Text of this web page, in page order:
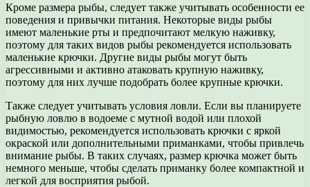
Кроме размера рыбы, следует также учитывать особенности ее
поведения и привычки питания. Некоторые виды рыбы
имеют маленькие рты и предпочитают мелкую наживку,
поэтому для таких видов рыбы рекомендуется использовать
маленькие крючки. Другие виды рыбы могут быть
агрессивными и активно атаковать крупную наживку,
поэтому для них лучше подобрать более крупные крючки.
Также следует учитывать условия ловли. Если вы планируете
рыбную ловлю в водоеме с мутной водой или плохой
видимостью, рекомендуется использовать крючки с яркой
окраской или дополнительными приманками, чтобы привлечь
внимание рыбы. В таких случаях, размер крючка может быть
немного меньше, чтобы сделать приманку более компактной и
легкой для восприятия рыбой.